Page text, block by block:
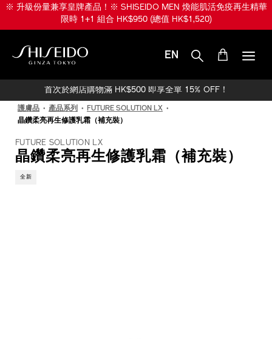
跳※ 升級份量兼享皇牌產品！※ SHISEIDO MEN 煥能肌活免疫再生精華
限時 1+1 組合 HK$950 (總值 HK$1,520)
EN
首次於網店購物滿 HK$500 即享全單 15% OFF！
護膚品 產品系列
FUTURE SOLUTION LX
晶鑽柔亮再生修護乳霜（補充裝）
FUTURE SOLUTION LX
晶鑽柔亮再生修護乳霜（補充裝）
全新